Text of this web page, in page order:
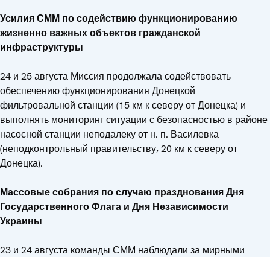
Усилия СММ по содействию функционированию
жизненно важных объектов гражданской
инфраструктуры
24 и 25 августа Миссия продолжала содействовать
обеспечению функционирования Донецкой
фильтровальной станции (15 км к северу от Донецка) и
выполнять мониторинг ситуации с безопасностью в районе
насосной станции неподалеку от н. п. Василевка
(неподконтрольный правительству, 20 км к северу от
Донецка).
Массовые собрания по случаю празднования Дня
Государственного Флага и Дня Независимости
Украины
23 и 24 августа команды СММ наблюдали за мирными